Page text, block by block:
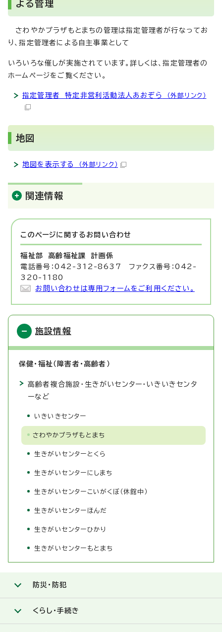
よる管理
さわやかプラザもとまちの管理は指定管理者が行なってお
り、指定管理者による自主事業として
いろいろな催しが実施されています。詳しくは、指定管理者の
ホームページをご覧ください。
指定管理者 特定非営利活動法人あおぞら （外部リンク）
地図
地図を表示する （外部リンク）
関連情報
このページに関する お問い合わせ
福祉部 高齢福祉課 計画係
電話番号：042-312-8637 ファクス番号：042-
320-1180
お問い合わせは専用フォームをご利用ください。
施設情報
保健・福祉（障害者・高齢者）
高齢者複合施設・生きがいセンター・いきいきセンタ
ーなど
いきいきセンター
さわやかプラザもとまち
生きがいセンターとくら
生きがいセンターにしまち
生きがいセンターこいがくぼ（休館中）
生きがいセンターほんだ
生きがいセンターひかり
生きがいセンターもとまち
防災・防犯
くらし・手続き